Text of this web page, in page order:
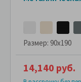
Размер: 90x190
14,140 руб.